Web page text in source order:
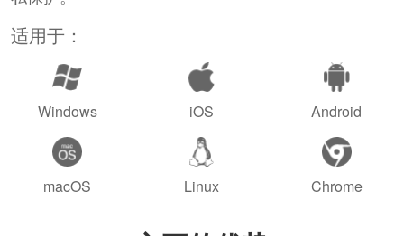
适用于：
Windows iOS Android
macOS Linux Chrome